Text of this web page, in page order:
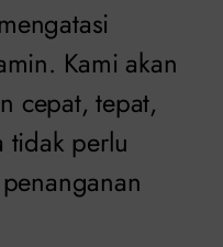
Kami akan
cepat, tepat,
tidak perlu